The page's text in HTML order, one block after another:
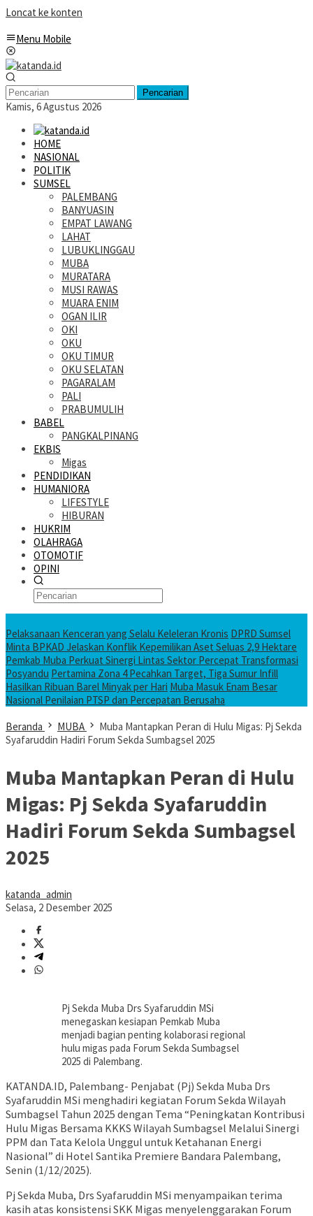
Loncat ke konten
Menu Mobile
Pencarian
Kamis, 6 Agustus 2026
HOME
NASIONAL
POLITIK
SUMSEL
PALEMBANG
BANYUASIN
EMPAT LAWANG
LAHAT
LUBUKLINGGAU
MUBA
MURATARA
MUSI RAWAS
MUARA ENIM
OGAN ILIR
OKI
OKU
OKU TIMUR
OKU SELATAN
PAGARALAM
PALI
PRABUMULIH
BABEL
PANGKALPINANG
EKBIS
Migas
PENDIDIKAN
HUMANIORA
LIFESTYLE
HIBURAN
HUKRIM
OLAHRAGA
OTOMOTIF
OPINI
Pelaksanaan Kenceran yang Selalu Keleleran Kronis DPRD Sumsel
Minta BPKAD Jelaskan Konflik Kepemilikan Aset Seluas 2,9 Hektare
Pemkab Muba Perkuat Sinergi Lintas Sektor Percepat Transformasi
Posyandu Pertamina Zona 4 Pecahkan Target, Tiga Sumur Infill
Hasilkan Ribuan Barel Minyak per Hari Muba Masuk Enam Besar
Nasional Penilaian PTSP dan Percepatan Berusaha
Beranda
MUBA
Muba Mantapkan Peran di Hulu Migas: Pj Sekda
Syafaruddin Hadiri Forum Sekda Sumbagsel 2025
Muba Mantapkan Peran di Hulu
Migas: Pj Sekda Syafaruddin
Hadiri Forum Sekda Sumbagsel
2025
katanda_admin
Selasa, 2 Desember 2025
Pj Sekda Muba Drs Syafaruddin MSi
menegaskan kesiapan Pemkab Muba
menjadi bagian penting kolaborasi regional
hulu migas pada Forum Sekda Sumbagsel
2025 di Palembang.
KATANDA.ID, Palembang- Penjabat (Pj) Sekda Muba Drs
Syafaruddin MSi menghadiri kegiatan Forum Sekda Wilayah
Sumbagsel Tahun 2025 dengan Tema “Peningkatan Kontribusi
Hulu Migas Bersama KKKS Wilayah Sumbagsel Melalui Sinergi
PPM dan Tata Kelola Unggul untuk Ketahanan Energi
Nasional” di Hotel Santika Premiere Bandara Palembang,
Senin (1/12/2025).
Pj Sekda Muba, Drs Syafaruddin MSi menyampaikan terima
kasih atas konsistensi SKK Migas menyelenggarakan Forum